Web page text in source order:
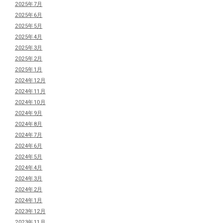
2025年7月
2025年6月
2025年5月
2025年4月
2025年3月
2025年2月
2025年1月
2024年12月
2024年11月
2024年10月
2024年9月
2024年8月
2024年7月
2024年6月
2024年5月
2024年4月
2024年3月
2024年2月
2024年1月
2023年12月